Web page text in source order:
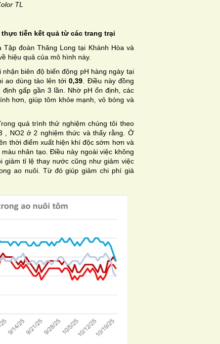
TL
tiễn kết quả từ các trang trại
đoàn Thăng Long tại Khánh Hòa và
hiệu quả của mô hình này.
nhận biên độ biến động pH hàng ngày tại
ao dùng tảo lên tới0,39. Điều này đồng
gấp gần 3 lần. Nhờ pH ổn định, các
hơn, giúp tôm khỏe mạnh, vỏ bóng và
quá trình thử nghiệm chúng tôi theo
, NO2 ở 2 nghiệm thức và thấy rằng. Ở
thời điểm xuất hiện khí độc sớm hơn và
nhân tạo. Điều này ngoài việc không
giảm tỉ lệ thay nước cũng như giảm việc
ao nuôi. Từ đó giúp giảm chi phí giá